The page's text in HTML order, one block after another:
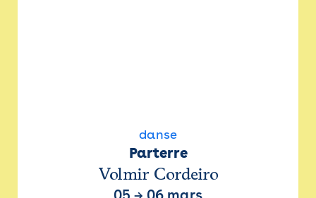
danse
Parterre
Volmir Cordeiro